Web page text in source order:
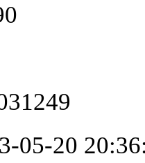
05-20